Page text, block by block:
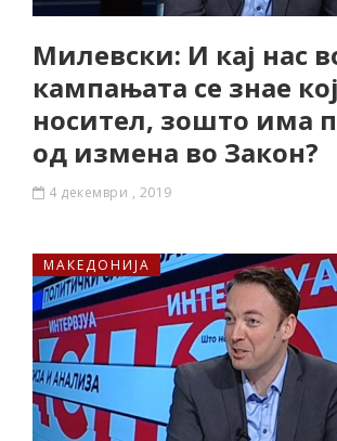
Милевски: И кај нас
кампањата се знае
носител, зошто има
од измена во Закон?
4 декември , 2019
МАКЕДОНИЈА